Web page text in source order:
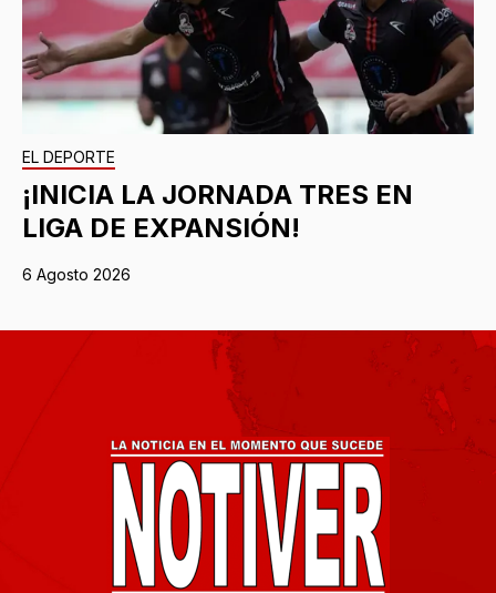
EL DEPORTE
¡INICIA LA JORNADA TRES EN
LIGA DE EXPANSIÓN!
6 Agosto 2026